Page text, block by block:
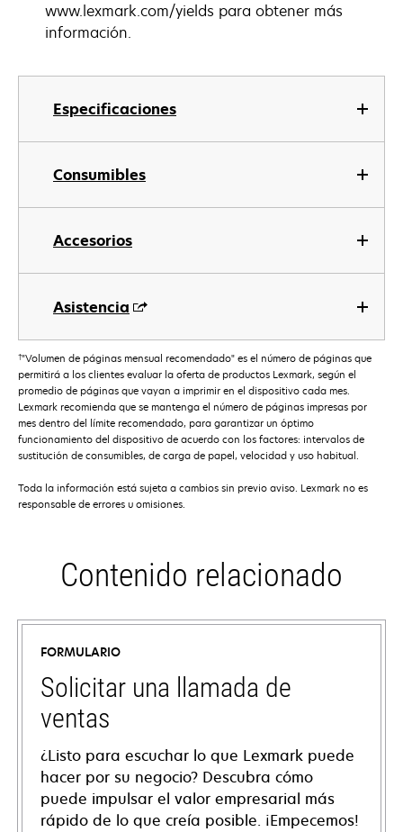
Especificaciones
Consumibles
Accesorios
Asistencia
www.lexmark.com/yields para obtener más
información.
†"Volumen de páginas mensual recomendado" es el número de páginas que
permitirá a los clientes evaluar la oferta de productos Lexmark, según el
promedio de páginas que vayan a imprimir en el dispositivo cada mes.
Lexmark recomienda que se mantenga el número de páginas impresas por
mes dentro del límite recomendado, para garantizar un óptimo
funcionamiento del dispositivo de acuerdo con los factores: intervalos de
sustitución de consumibles, de carga de papel, velocidad y uso habitual.
Toda la información está sujeta a cambios sin previo aviso. Lexmark no es
responsable de errores u omisiones.
Contenido relacionado
FORMULARIO
Solicitar una llamada de
ventas
¿Listo para escuchar lo que Lexmark puede
hacer por su negocio? Descubra cómo
puede impulsar el valor empresarial más
rápido de lo que creía posible. ¡Empecemos!